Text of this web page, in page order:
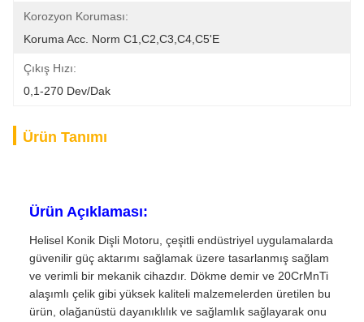
Korozyon Koruması:
Koruma Acc. Norm C1,C2,C3,C4,C5'e
Çıkış Hızı:
0,1-270 Dev/dak
Ürün Tanımı
Ürün Açıklaması:
Helisel Konik Dişli Motoru, çeşitli endüstriyel uygulamalarda
güvenilir güç aktarımı sağlamak üzere tasarlanmış sağlam
ve verimli bir mekanik cihazdır. Dökme demir ve 20CrMnTi
alaşımlı çelik gibi yüksek kaliteli malzemelerden üretilen bu
ürün, olağanüstü dayanıklılık ve sağlamlık sağlayarak onu